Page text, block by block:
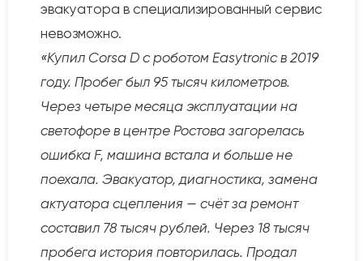
эвакуатора в специализированный сервис
невозможно.
«Купил Corsa D с роботом Easytronic в 2019
году. Пробег был 95 тысяч километров.
Через четыре месяца эксплуатации на
светофоре в центре Ростова загорелась
ошибка F, машина встала и больше не
поехала. Эвакуатор, диагностика, замена
актуатора сцепления — счёт за ремонт
составил 78 тысяч рублей. Через 18 тысяч
пробега история повторилась. Продал